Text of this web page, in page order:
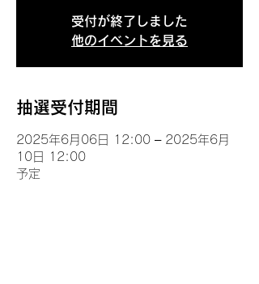
受付が終了しました
他のイベントを見る
抽選受付期間
2025年6月06日 12:00 – 2025年6月
10日 12:00
予定